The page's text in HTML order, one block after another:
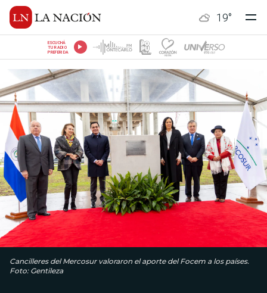
19°
ESCUCHÁ
TU RADIO
PREFERIDA
Cancilleres del Mercosur valoraron el aporte del Focem a los países.
Foto: Gentileza